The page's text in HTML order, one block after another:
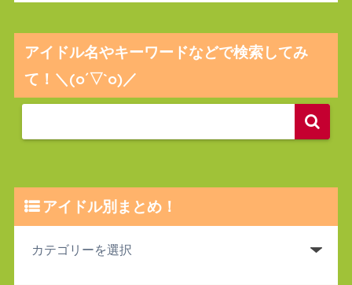
アイドル名やキーワードなどで検索してみ
て！＼(o´▽`o)／
アイドル別まとめ！